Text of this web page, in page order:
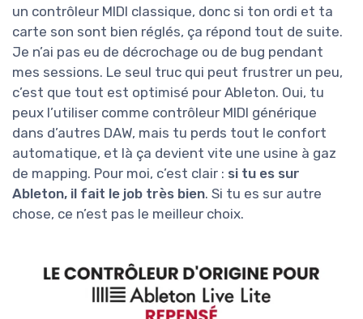
un contrôleur MIDI classique, donc si ton ordi et ta
carte son sont bien réglés, ça répond tout de suite.
Je n’ai pas eu de décrochage ou de bug pendant
mes sessions. Le seul truc qui peut frustrer un peu,
c’est que tout est optimisé pour Ableton. Oui, tu
peux l’utiliser comme contrôleur MIDI générique
dans d’autres DAW, mais tu perds tout le confort
automatique, et là ça devient vite une usine à gaz
de mapping. Pour moi, c’est clair : si tu es sur
Ableton, il fait le job très bien. Si tu es sur autre
chose, ce n’est pas le meilleur choix.